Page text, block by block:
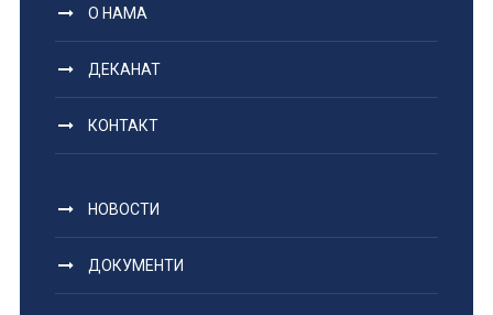
О НАМА
ДЕКАНАТ
КОНТАКТ
НОВОСТИ
ДОКУМЕНТИ